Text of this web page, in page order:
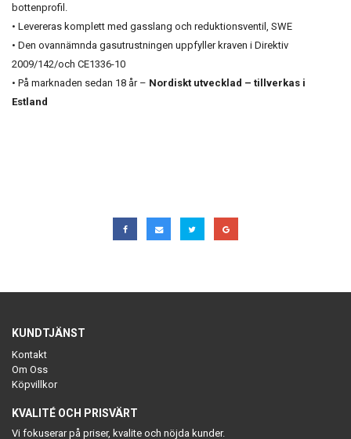
bottenprofil.
• Levereras komplett med gasslang och reduktionsventil, SWE
• Den ovannämnda gasutrustningen uppfyller kraven i Direktiv
2009/142/och CE1336-10
• På marknaden sedan 18 år – Nordiskt utvecklad – tillverkas i
Estland
KUNDTJÄNST
Kontakt
Om Oss
Köpvillkor
KVALITÉ OCH PRISVÄRT
Vi fokuserar på priser, kvalite och nöjda kunder.